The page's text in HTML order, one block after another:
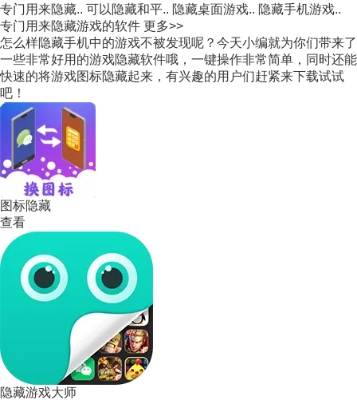
专门用来隐藏.. 可以隐藏和平.. 隐藏桌面游戏.. 隐藏手机游戏..
专门用来隐藏游戏的软件 更多>>
怎么样隐藏手机中的游戏不被发现呢？今天小编就为你们带来了
一些非常好用的游戏隐藏软件哦，一键操作非常简单，同时还能
快速的将游戏图标隐藏起来，有兴趣的用户们赶紧来下载试试
吧！
图标隐藏
查看
隐藏游戏大师